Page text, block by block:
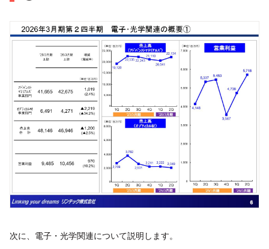
次に、電子・光学関連について説明します。